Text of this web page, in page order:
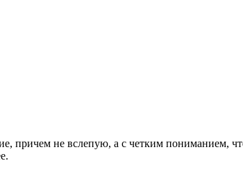
причем не вслепую, а с четким пониманием,